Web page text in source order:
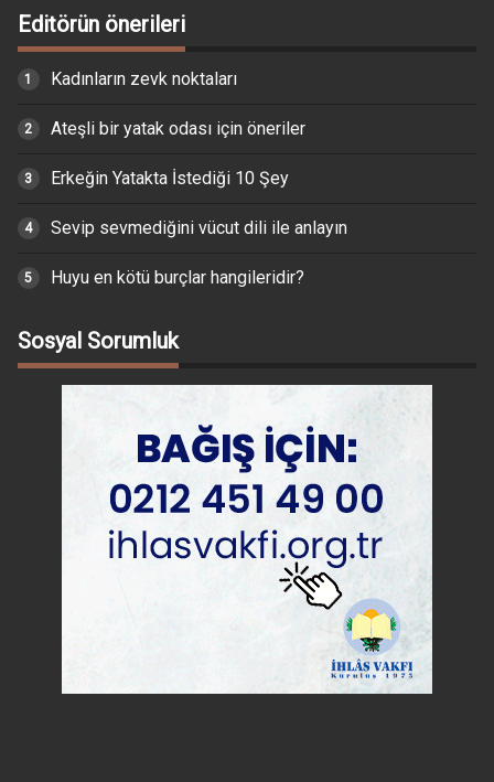
Editörün önerileri
Kadınların zevk noktaları
Ateşli bir yatak odası için öneriler
Erkeğin Yatakta İstediği 10 Şey
Sevip sevmediğini vücut dili ile anlayın
Huyu en kötü burçlar hangileridir?
Sosyal Sorumluk